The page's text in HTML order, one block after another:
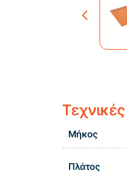
Previous
Τεχνικές
Μήκος
Πλάτος